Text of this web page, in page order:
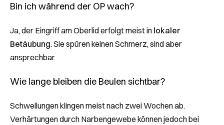
Bin ich während der OP wach?
Ja, der Eingriff am Oberlid erfolgt meist in lokaler
Betäubung. Sie spüren keinen Schmerz, sind aber
ansprechbar.
Wie lange bleiben die Beulen sichtbar?
Schwellungen klingen meist nach zwei Wochen ab.
Verhärtungen durch Narbengewebe können jedoch bei